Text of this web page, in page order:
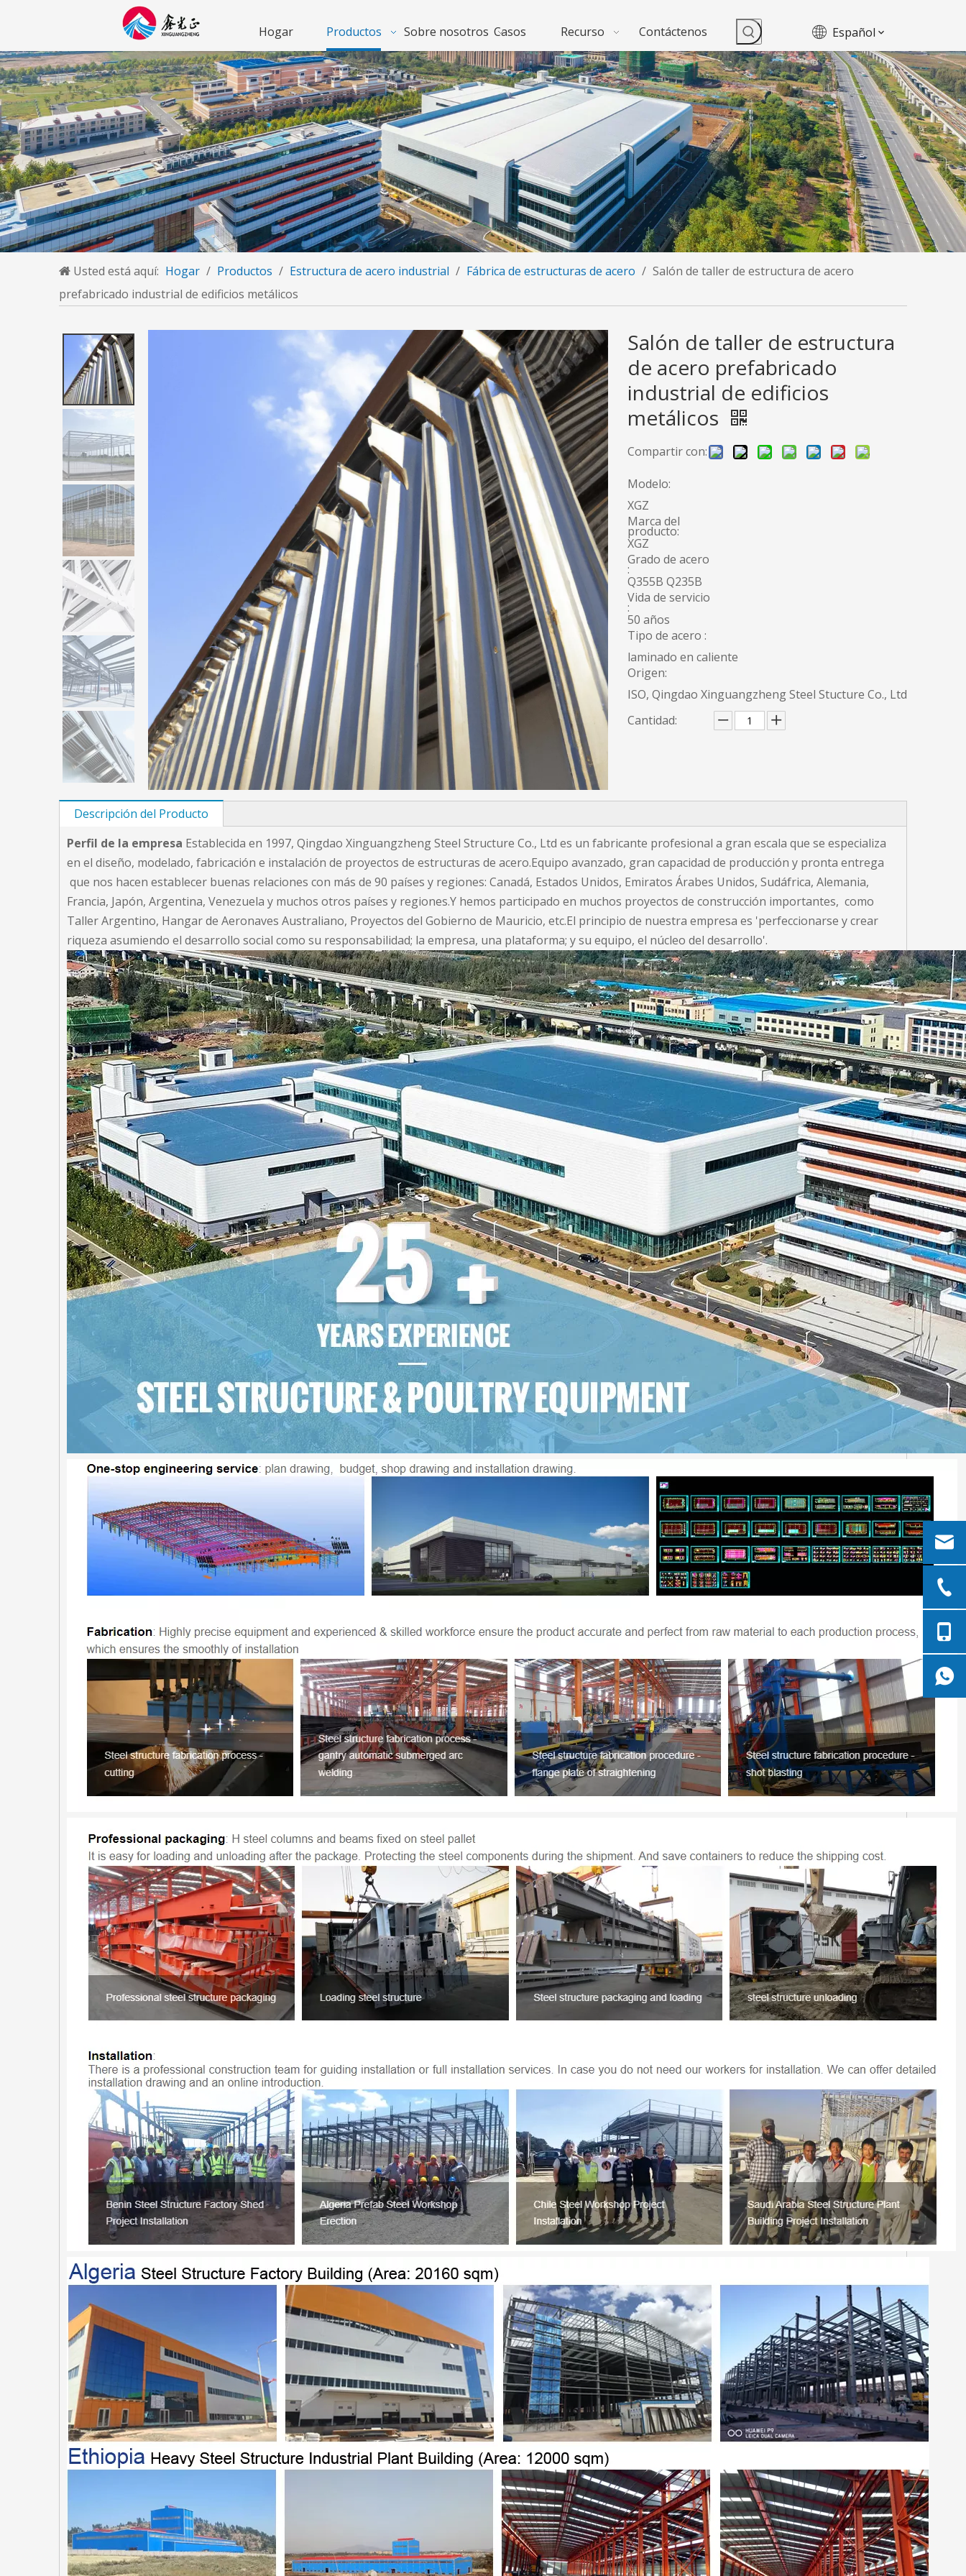
Hogar Productos Sobre nosotros Casos Recurso Contáctenos Español
Usted está aquí: Hogar / Productos / Estructura de acero industrial / Fábrica de estructuras de acero / Salón de taller de estructura de acero
prefabricado industrial de edificios metálicos
Salón de taller de estructura
de acero prefabricado
industrial de edificios
metálicos
Compartir con:
Modelo:
XGZ
Marca del
producto:
XGZ
Grado de acero
:
Q355B Q235B
Vida de servicio
:
50 años
Tipo de acero :
laminado en caliente
Origen:
ISO, Qingdao Xinguangzheng Steel Stucture Co., Ltd
Cantidad:
Descripción del Producto
Perfil de la empresa Establecida en 1997, Qingdao Xinguangzheng Steel Structure Co., Ltd es un fabricante profesional a gran escala que se especializa
en el diseño, modelado, fabricación e instalación de proyectos de estructuras de acero.Equipo avanzado, gran capacidad de producción y pronta entrega
que nos hacen establecer buenas relaciones con más de 90 países y regiones: Canadá, Estados Unidos, Emiratos Árabes Unidos, Sudáfrica, Alemania,
Francia, Japón, Argentina, Venezuela y muchos otros países y regiones.Y hemos participado en muchos proyectos de construcción importantes, como
Taller Argentino, Hangar de Aeronaves Australiano, Proyectos del Gobierno de Mauricio, etc.El principio de nuestra empresa es 'perfeccionarse y crear
riqueza asumiendo el desarrollo social como su responsabilidad; la empresa, una plataforma; y su equipo, el núcleo del desarrollo'.